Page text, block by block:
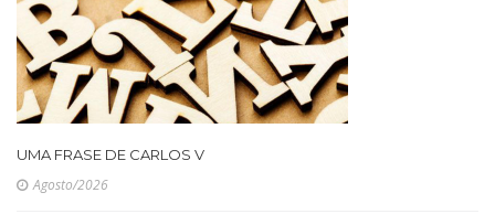
UMA FRASE DE CARLOS V
Agosto/2026